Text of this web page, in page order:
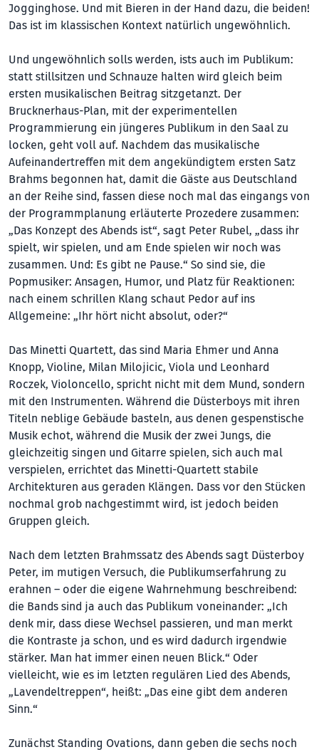
Jogginghose. Und mit Bieren in der Hand dazu, die beiden!
Das ist im klassischen Kontext natürlich ungewöhnlich.
Und ungewöhnlich solls werden, ists auch im Publikum:
statt stillsitzen und Schnauze halten wird gleich beim
ersten musikalischen Beitrag sitzgetanzt. Der
Brucknerhaus-Plan, mit der experimentellen
Programmierung ein jüngeres Publikum in den Saal zu
locken, geht voll auf. Nachdem das musikalische
Aufeinandertreffen mit dem angekündigtem ersten Satz
Brahms begonnen hat, damit die Gäste aus Deutschland
an der Reihe sind, fassen diese noch mal das eingangs von
der Programmplanung erläuterte Prozedere zusammen:
„Das Konzept des Abends ist“, sagt Peter Rubel, „dass ihr
spielt, wir spielen, und am Ende spielen wir noch was
zusammen. Und: Es gibt ne Pause.“ So sind sie, die
Popmusiker: Ansagen, Humor, und Platz für Reaktionen:
nach einem schrillen Klang schaut Pedor auf ins
Allgemeine: „Ihr hört nicht absolut, oder?“
Das Minetti Quartett, das sind Maria Ehmer und Anna
Knopp, Violine, Milan Milojicic, Viola und Leonhard
Roczek, Violoncello, spricht nicht mit dem Mund, sondern
mit den Instrumenten. Während die Düsterboys mit ihren
Titeln neblige Gebäude basteln, aus denen gespenstische
Musik echot, während die Musik der zwei Jungs, die
gleichzeitig singen und Gitarre spielen, sich auch mal
verspielen, errichtet das Minetti-Quartett stabile
Architekturen aus geraden Klängen. Dass vor den Stücken
nochmal grob nachgestimmt wird, ist jedoch beiden
Gruppen gleich.
Nach dem letzten Brahmssatz des Abends sagt Düsterboy
Peter, im mutigen Versuch, die Publikumserfahrung zu
erahnen – oder die eigene Wahrnehmung beschreibend:
die Bands sind ja auch das Publikum voneinander: „Ich
denk mir, dass diese Wechsel passieren, und man merkt
die Kontraste ja schon, und es wird dadurch irgendwie
stärker. Man hat immer einen neuen Blick.“ Oder
vielleicht, wie es im letzten regulären Lied des Abends,
„Lavendeltreppen“, heißt: „Das eine gibt dem anderen
Sinn.“
Zunächst Standing Ovations, dann geben die sechs noch